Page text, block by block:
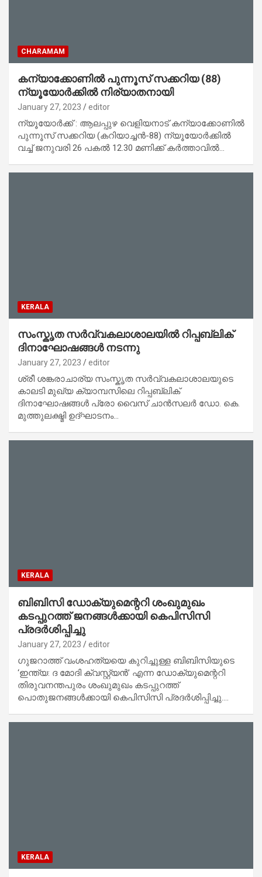
CHARAMAM
കന്യാക്കോണിൽ പുന്നൂസ് സക്കറിയ (88)
ന്യൂയോർക്കിൽ നിര്യാതനായി
January 27, 2023 editor
ന്യൂയോർക്ക് : ആലപ്പുഴ വെളിയനാട് കന്യാക്കോണിൽ
പുന്നൂസ് സക്കറിയ (കറിയാച്ചൻ-88) ന്യൂയോർക്കിൽ
വച്ച് ജനുവരി 26 പകൽ 12.30 മണിക്ക് കർത്താവിൽ…
KERALA
സംസ്കൃത സർവ്വകലാശാലയിൽ റിപ്പബ്ലിക്
ദിനാഘോഷങ്ങൾ നടന്നു
January 27, 2023 editor
ശ്രീ ശങ്കരാചാര്യ സംസ്കൃത സർവ്വകലാശാലയുടെ
കാലടി മുഖ്യ ക്യാമ്പസിലെ റിപ്പബ്ലിക്
ദിനാഘോഷങ്ങൾ പ്രോ വൈസ് ചാൻസലർ ഡോ. കെ.
മുത്തുലക്ഷ്മി ഉദ്ഘാടനം…
KERALA
ബിബിസി ഡോക്യുമെന്ററി ശംഖുമുഖം
കടപ്പുറത്ത് ജനങ്ങള്‍ക്കായി കെപിസിസി
പ്രദര്‍ശിപ്പിച്ചു
January 27, 2023 editor
ഗുജറാത്ത് വംശഹത്യയെ കുറിച്ചുള്ള ബിബിസിയുടെ
‘ഇന്ത്യ: ദ മോദി ക്വസ്റ്റ്യന്‍’ എന്ന ഡോക്യുമെന്ററി
തിരുവനന്തപുരം ശംഖുമുഖം കടപ്പുറത്ത്
പൊതുജനങ്ങള്‍ക്കായി കെപിസിസി പ്രദര്‍ശിപ്പിച്ചു.…
KERALA